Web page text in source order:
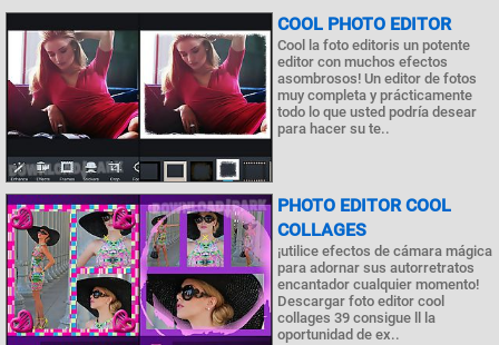
COOL PHOTO EDITOR
Cool la foto editoris un potente
editor con muchos efectos
asombrosos! Un editor de fotos
muy completa y prácticamente
todo lo que usted podría desear
para hacer su te..
PHOTO EDITOR COOL
COLLAGES
¡utilice efectos de cámara mágica
para adornar sus autorretratos
encantador cualquier momento!
Descargar foto editor cool
collages 39 consigue ll la
oportunidad de ex..